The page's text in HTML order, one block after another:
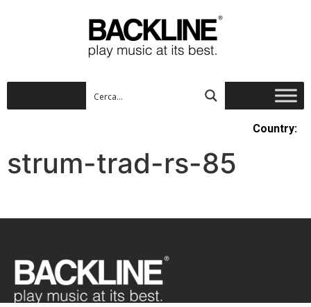
Country:
strum-trad-rs-85